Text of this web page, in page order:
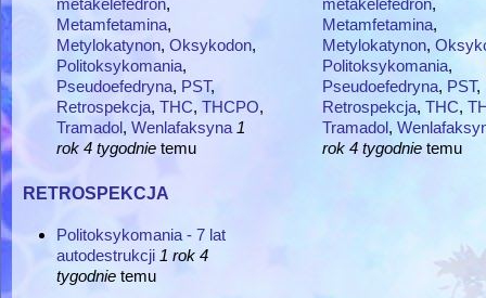
Metamfetamina,
Metylokatynon, Oksykodon,
Politoksykomania,
Pseudoefedryna, PST,
Retrospekcja, THC, THCPO,
Tramadol, Wenlafaksyna 1
rok 4 tygodnietemu
retrospekcja
Politoksykomania - 7 lat
autodestrukcji 1 rok 4
tygodnietemu
Metamfetamina,
Metylokatynon,
Politoksykomania,
Pseudoefedryna, PST,
Retrospekcja, THC,
Tramadol,
rok 4 tygodnietemu